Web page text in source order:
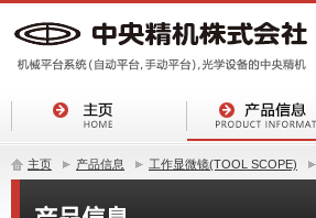
主页 产品信息 工作显微镜(TOOL SCOPE)